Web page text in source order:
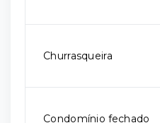
Churrasqueira
Condomínio fechado